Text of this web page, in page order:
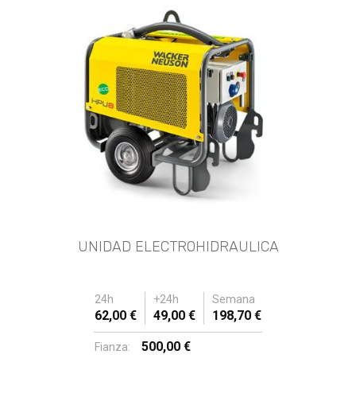
UNIDAD ELECTROHIDRAULICA
24h +24h Semana
62,00 € 49,00 € 198,70 €
Fianza: 500,00 €